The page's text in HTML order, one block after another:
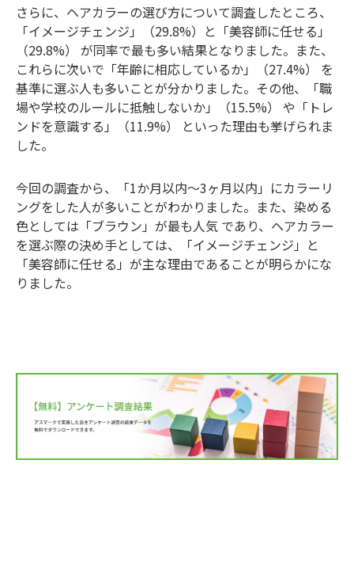
さらに、ヘアカラーの選び方について調査したところ、
「イメージチェンジ」（29.8%）と「美容師に任せる」
（29.8%） が同率で最も多い結果となりました。また、
これらに次いで「年齢に相応しているか」（27.4%） を
基準に選ぶ人も多いことが分かりました。その他、「職
場や学校のルールに抵触しないか」（15.5%） や「トレ
ンドを意識する」（11.9%） といった理由も挙げられま
した。
今回の調査から、「1か月以内～3ヶ月以内」にカラーリ
ングをした人が多いことがわかりました。また、染める
色としては「ブラウン」が最も人気 であり、ヘアカラー
を選ぶ際の決め手としては、「イメージチェンジ」と
「美容師に任せる」が主な理由であることが明らかにな
りました。